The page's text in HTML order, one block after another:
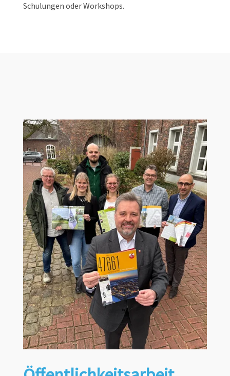
Schulungen oder Workshops.